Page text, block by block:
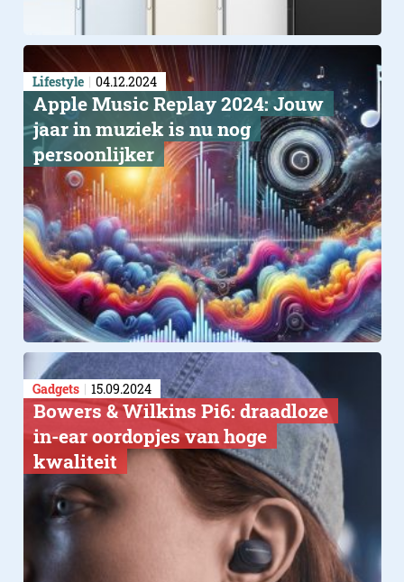
Lifestyle 04.12.2024
Apple Music Replay 2024: Jouw
jaar in muziek is nu nog
persoonlijker
Gadgets 15.09.2024
Bowers & Wilkins Pi6: draadloze
in-ear oordopjes van hoge
kwaliteit